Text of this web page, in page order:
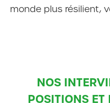
monde plus résilient,
NOS
POSITIONS